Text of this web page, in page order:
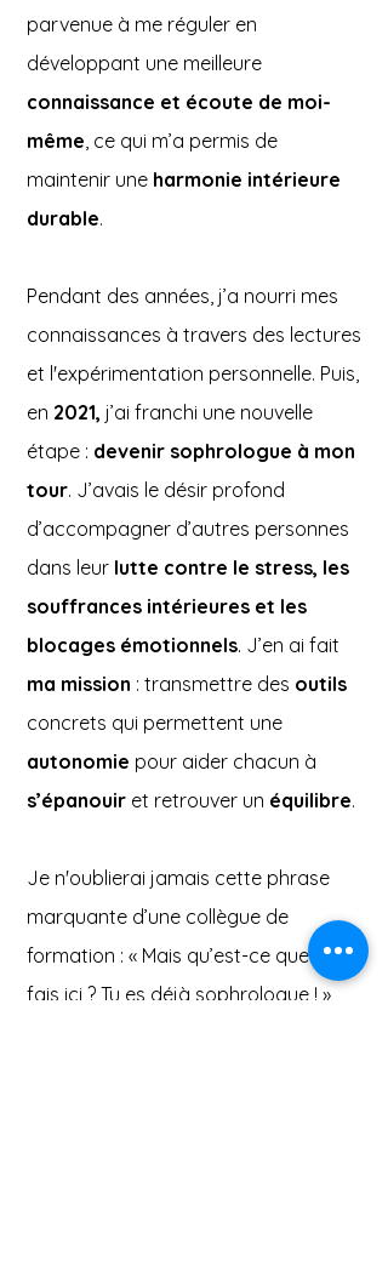
parvenue à me réguler en
développant une meilleure
connaissance et écoute de moi-
même, ce qui m’a permis de
maintenir une harmonie intérieure
durable.
Pendant des années, j’a nourri mes
connaissances à travers des lectures
et l'expérimentation personnelle. Puis,
en 2021, j’ai franchi une nouvelle
étape : devenir sophrologue à mon
tour. J’avais le désir profond
d’accompagner d’autres personnes
dans leur lutte contre le stress, les
souffrances intérieures et les
blocages émotionnels. J’en ai fait
ma mission : transmettre des outils
concrets qui permettent une
autonomie pour aider chacun à
s’épanouir et retrouver un équilibre.
Je n'oublierai jamais cette phrase
marquante d’une collègue de
formation : « Mais qu’est-ce que tu
fais ici ? Tu es déjà sophrologue ! »